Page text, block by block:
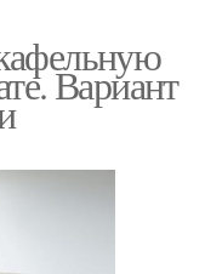
Вариант